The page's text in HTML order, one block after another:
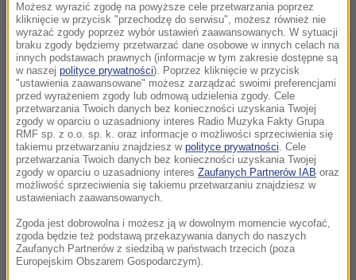
Argentyńczyk trafił do Barcelony w 2010 roku z
Liverpoolu. Katalończycy zapłacili za niego wówczas
22 mln euro.
Dalsza część artykułu pod materiałem video:
Możesz wyrazić zgodę na powyższe cele przetwarzania poprzez
kliknięcie w przycisk "przechodzę do serwisu", możesz również nie
wyrażać zgody poprzez wybór ustawień zaawansowanych. W sytuacji
braku zgody będziemy przetwarzać dane osobowe w innych celach na
innych podstawach prawnych (informacje w tym zakresie dostępne są
w naszej polityce prywatności). Poprzez kliknięcie w przycisk
"ustawienia zaawansowane" możesz zarządzać swoimi preferencjami
przed wyrażeniem zgody lub odmową udzielenia zgody. Cele
przetwarzania Twoich danych bez konieczności uzyskania Twojej
zgody w oparciu o uzasadniony interes Radio Muzyka Fakty Grupa
RMF sp. z o.o. sp. k. oraz informacje o możliwości sprzeciwienia się
takiemu przetwarzaniu znajdziesz w polityce prywatności. Cele
przetwarzania Twoich danych bez konieczności uzyskania Twojej
zgody w oparciu o uzasadniony interes Zaufanych Partnerów IAB oraz
możliwość sprzeciwienia się takiemu przetwarzaniu znajdziesz w
ustawieniach zaawansowanych.
Zgoda jest dobrowolna i możesz ją w dowolnym momencie wycofać,
zgoda będzie też podstawą przekazywania danych do naszych
Zaufanych Partnerów z siedzibą w państwach trzecich (poza
Europejskim Obszarem Gospodarczym).